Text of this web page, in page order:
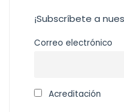
¡Subscríbete a
Correo electrónico
Acreditación